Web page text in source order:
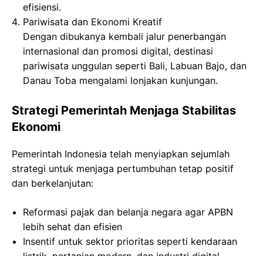
efisiensi.
Pariwisata dan Ekonomi Kreatif
Dengan dibukanya kembali jalur penerbangan
internasional dan promosi digital, destinasi
pariwisata unggulan seperti Bali, Labuan Bajo, dan
Danau Toba mengalami lonjakan kunjungan.
Strategi Pemerintah Menjaga Stabilitas
Ekonomi
Pemerintah Indonesia telah menyiapkan sejumlah
strategi untuk menjaga pertumbuhan tetap positif
dan berkelanjutan:
Reformasi pajak dan belanja negara agar APBN
lebih sehat dan efisien
Insentif untuk sektor prioritas seperti kendaraan